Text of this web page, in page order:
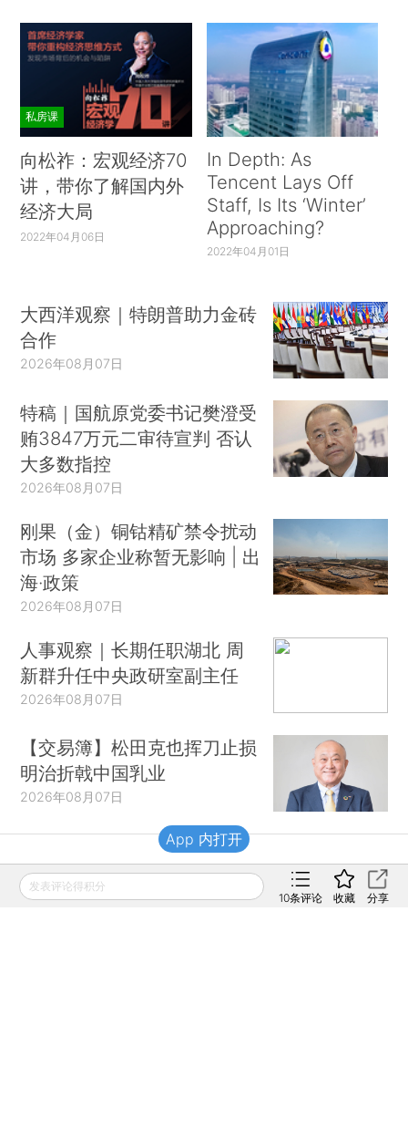
私房课
向松祚：宏观经济70
讲，带你了解国内外
经济大局
2022年04月06日
In Depth: As
Tencent Lays Off
Staff, Is Its ‘Winter’
Approaching?
2022年04月01日
大西洋观察｜特朗普助力金砖
合作
2026年08月07日
特稿｜国航原党委书记樊澄受
贿3847万元二审待宣判 否认
大多数指控
2026年08月07日
刚果（金）铜钴精矿禁令扰动
市场 多家企业称暂无影响 | 出
海·政策
2026年08月07日
人事观察｜长期任职湖北 周
新群升任中央政研室副主任
2026年08月07日
【交易簿】松田克也挥刀止损
明治折戟中国乳业
2026年08月07日
财新移动
发表评论得积分
10条评论 收藏 分享
App 内打开